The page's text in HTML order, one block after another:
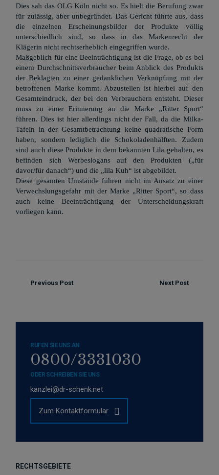
Dies sah das OLG Köln nicht so. Es hielt die Berufung zwar
für zulässig, aber unbegründet. Das Gericht führte aus, dass
die einzelnen Erscheinungsbilder der Produkte völlig
unterschiedlich sind, so dass in das Markenrecht der
Klägerin nicht rechtserheblich eingegriffen wurde.
Maßgeblich für eine Beeinträchtigung ist die Frage, ob es bei
einem Durchschnittsverbraucher beim Anblick des Produkts
der Beklagten zu einer gedanklichen Verknüpfung mit der
betroffenen Marke kommt. Abzustellen ist hierbei auf den
Gesamteindruck, der bei den Verbrauchern entsteht. Dieser
muss zu einer Erinnerung an die Marke „Ritter Sport“
führen. Dies ist hier allerdings nicht der Fall, da die Milka-
Tafeln in der Gesamtbetrachtung keine quadratische Form
haben, sondern lediglich die Schokoladenhälften. Zudem
sind auch diese Produkte in dem bekannten Lila gehalten, es
befinden sich Werbeslogans auf den Produkten („für
davor/für danach“) und die „lila Kuh“ ist abgebildet.
Diese gesamten Umstände führen nicht im Ansatz zu einer
Verwechslungsgefahr mit der Marke „Ritter Sport“, so dass
auch keine Beeinträchtigung der Unterscheidungskraft
vorliegen kann.
Previous Post Next Post
RUFEN SIE UNS AN
0800/3331030
ODER SCHREIBEN SIE UNS
kanzlei@dr-schenk.net
Zum Kontaktformular
RECHTSGEBIETE